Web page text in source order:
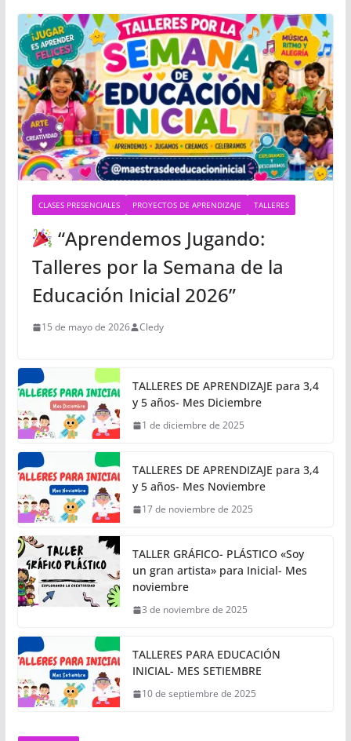
CLASES PRESENCIALES PROYECTOS DE APRENDIZAJE TALLERES
“Aprendemos Jugando:
Talleres por la Semana de la
Educación Inicial 2026”
15 de mayo de 2026 Cledy
TALLERES DE APRENDIZAJE para 3,4
y 5 años- Mes Diciembre
1 de diciembre de 2025
TALLERES DE APRENDIZAJE para 3,4
y 5 años- Mes Noviembre
17 de noviembre de 2025
TALLER GRÁFICO- PLÁSTICO «Soy
un gran artista» para Inicial- Mes
noviembre
3 de noviembre de 2025
TALLERES PARA EDUCACIÓN
INICIAL- MES SETIEMBRE
10 de septiembre de 2025